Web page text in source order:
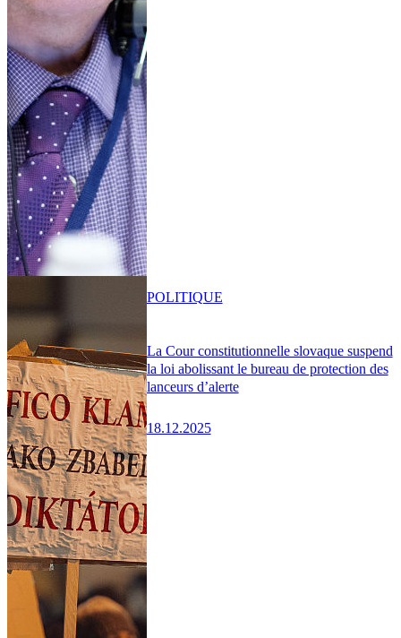
La Cour constitutionnelle slovaque suspend
la loi abolissant le bureau de protection des
lanceurs d’alerte
18.12.2025
POLITIQUE